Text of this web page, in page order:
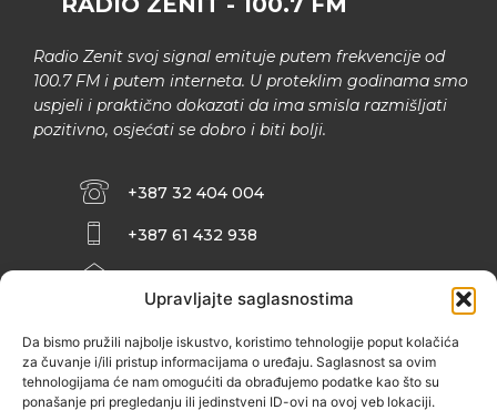
Upravljajte saglasnostima
Da bismo pružili najbolje iskustvo, koristimo tehnologije poput kolačića
za čuvanje i/ili pristup informacijama o uređaju. Saglasnost sa ovim
tehnologijama će nam omogućiti da obrađujemo podatke kao što su
ponašanje pri pregledanju ili jedinstveni ID-ovi na ovoj veb lokaciji.
Radio Zenit svoj signal emituje putem frekvencije od
100.7 FM i putem interneta. U proteklim godinama smo
uspjeli i praktično dokazati da ima smisla razmišljati
pozitivno, osjećati se dobro i biti bolji.
+387 32 404 004
+387 61 432 938
INFO@ZENIT.BA
ZENIČANKA, 3. SPRAT), 72000 ZENICA